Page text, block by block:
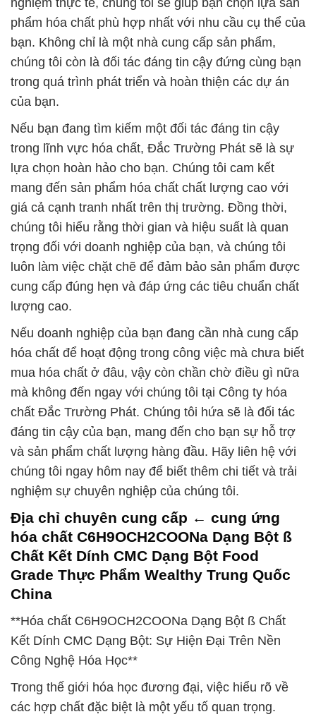
nghiệm thực tế, chúng tôi sẽ giúp bạn chọn lựa sản
phẩm hóa chất phù hợp nhất với nhu cầu cụ thể của
bạn. Không chỉ là một nhà cung cấp sản phẩm,
chúng tôi còn là đối tác đáng tin cậy đứng cùng bạn
trong quá trình phát triển và hoàn thiện các dự án
của bạn.
Nếu bạn đang tìm kiếm một đối tác đáng tin cậy
trong lĩnh vực hóa chất, Đắc Trường Phát sẽ là sự
lựa chọn hoàn hảo cho bạn. Chúng tôi cam kết
mang đến sản phẩm hóa chất chất lượng cao với
giá cả cạnh tranh nhất trên thị trường. Đồng thời,
chúng tôi hiểu rằng thời gian và hiệu suất là quan
trọng đối với doanh nghiệp của bạn, và chúng tôi
luôn làm việc chặt chẽ để đảm bảo sản phẩm được
cung cấp đúng hẹn và đáp ứng các tiêu chuẩn chất
lượng cao.
Nếu doanh nghiệp của bạn đang cần nhà cung cấp
hóa chất để hoạt động trong công việc mà chưa biết
mua hóa chất ở đâu, vậy còn chần chờ điều gì nữa
mà không đến ngay với chúng tôi tại Công ty hóa
chất Đắc Trường Phát. Chúng tôi hứa sẽ là đối tác
đáng tin cậy của bạn, mang đến cho bạn sự hỗ trợ
và sản phẩm chất lượng hàng đầu. Hãy liên hệ với
chúng tôi ngay hôm nay để biết thêm chi tiết và trải
nghiệm sự chuyên nghiệp của chúng tôi.
Địa chỉ chuyên cung cấp ← cung ứng
hóa chất C6H9OCH2COONa Dạng Bột ß
Chất Kết Dính CMC Dạng Bột Food
Grade Thực Phẩm Wealthy Trung Quốc
China
**Hóa chất C6H9OCH2COONa Dạng Bột ß Chất
Kết Dính CMC Dạng Bột: Sự Hiện Đại Trên Nền
Công Nghệ Hóa Học**
Trong thế giới hóa học đương đại, việc hiểu rõ về
các hợp chất đặc biệt là một yếu tố quan trọng.